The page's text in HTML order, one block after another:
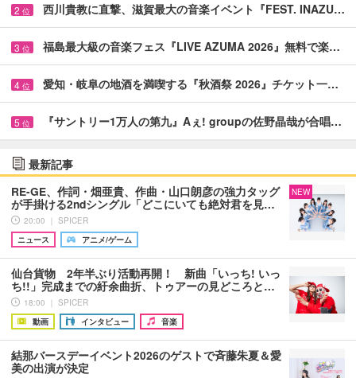
2 位 西川貴教に直撃、滋賀最大の音楽イベント『FEST. INAZU…
3 位 福島最大級の音楽フェス『LIVE AZUMA 2026』無料で楽…
4 位 愛知・岐阜の地酒を満喫する『秋酒祭 2026』チケット一…
5 位 『サントリー1万人の第九』Aぇ! groupの佐野晶哉が合唱…
最新記事
RE-GE、作詞・畑亜貴、作曲・山口朗彦の強力タッグ
が手掛ける2ndシングル「どこにいても絶対君を見…
20:00 ｜ SPICER
ニュース
アニメ/ゲーム
NEW
仙台貨物 2年半ぶり活動再開！ 新曲「いっち! いっ
ち!!」完成までの紆余曲折、トゥアーの見どころと…
18:00 ｜ SPICER
動画
インタビュー 音楽
結那バースデーイベント2026のゲストで斉藤朱夏＆愛
美の出演が決定